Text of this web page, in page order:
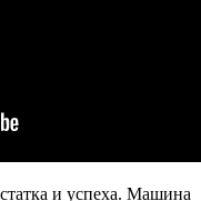
и успеха. Машина